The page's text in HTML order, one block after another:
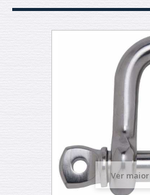
Ver maior